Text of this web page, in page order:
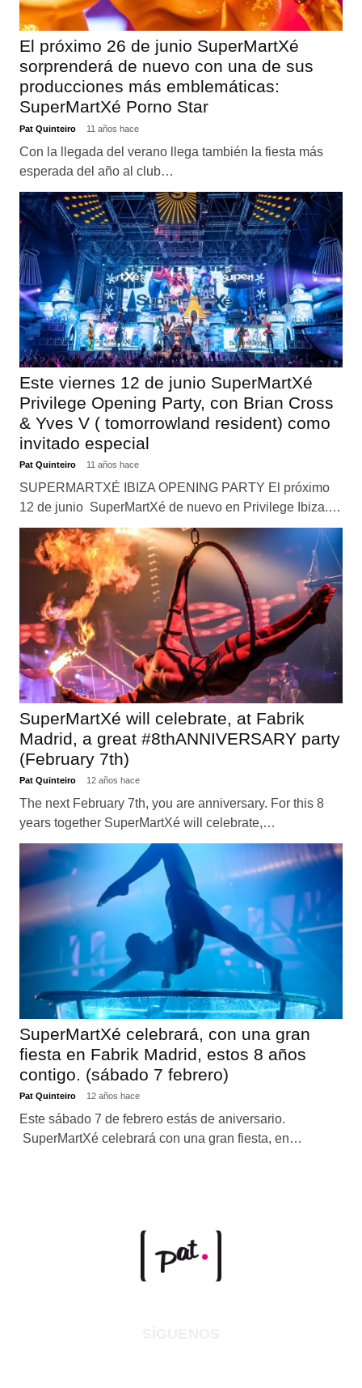
El próximo 26 de junio SuperMartXé
sorprenderá de nuevo con una de sus
producciones más emblemáticas:
SuperMartXé Porno Star
Pat Quinteiro 11 años hace
Con la llegada del verano llega también la fiesta más
esperada del año al club…
Este viernes 12 de junio SuperMartXé
Privilege Opening Party, con Brian Cross
& Yves V ( tomorrowland resident) como
invitado especial
Pat Quinteiro 11 años hace
SUPERMARTXÉ IBIZA OPENING PARTY El próximo
12 de junio SuperMartXé de nuevo en Privilege Ibiza.…
SuperMartXé will celebrate, at Fabrik
Madrid, a great #8thANNIVERSARY party
(February 7th)
Pat Quinteiro 12 años hace
The next February 7th, you are anniversary. For this 8
years together SuperMartXé will celebrate,…
SuperMartXé celebrará, con una gran
fiesta en Fabrik Madrid, estos 8 años
contigo. (sábado 7 febrero)
Pat Quinteiro 12 años hace
Este sábado 7 de febrero estás de aniversario.
SuperMartXé celebrará con una gran fiesta, en…